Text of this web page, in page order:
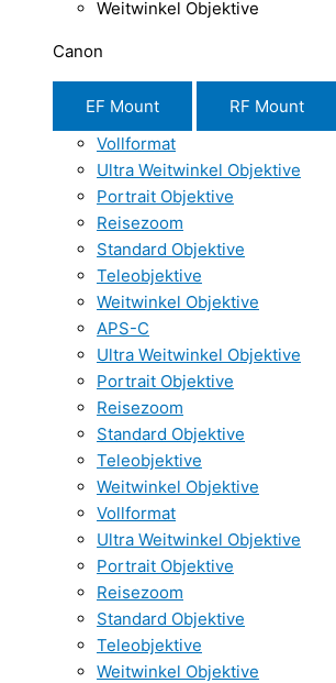
Weitwinkel Objektive
Canon
EF Mount
RF Mount
Vollformat
Ultra Weitwinkel Objektive
Portrait Objektive
Reisezoom
Standard Objektive
Teleobjektive
Weitwinkel Objektive
APS-C
Ultra Weitwinkel Objektive
Portrait Objektive
Reisezoom
Standard Objektive
Teleobjektive
Weitwinkel Objektive
Vollformat
Ultra Weitwinkel Objektive
Portrait Objektive
Reisezoom
Standard Objektive
Teleobjektive
Weitwinkel Objektive